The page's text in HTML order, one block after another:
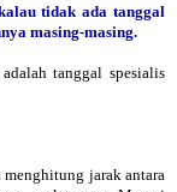
tidak ada tanggal
masing-masing.
tanggal spesialis
jarak antara